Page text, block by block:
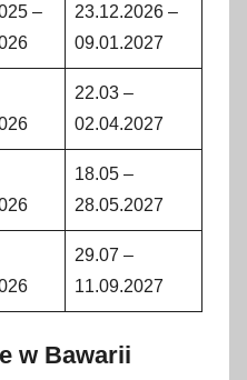
–
23.12.2026 –
09.01.2027
22.03 –
02.04.2027
18.05 –
28.05.2027
29.07 –
11.09.2027
w Bawarii